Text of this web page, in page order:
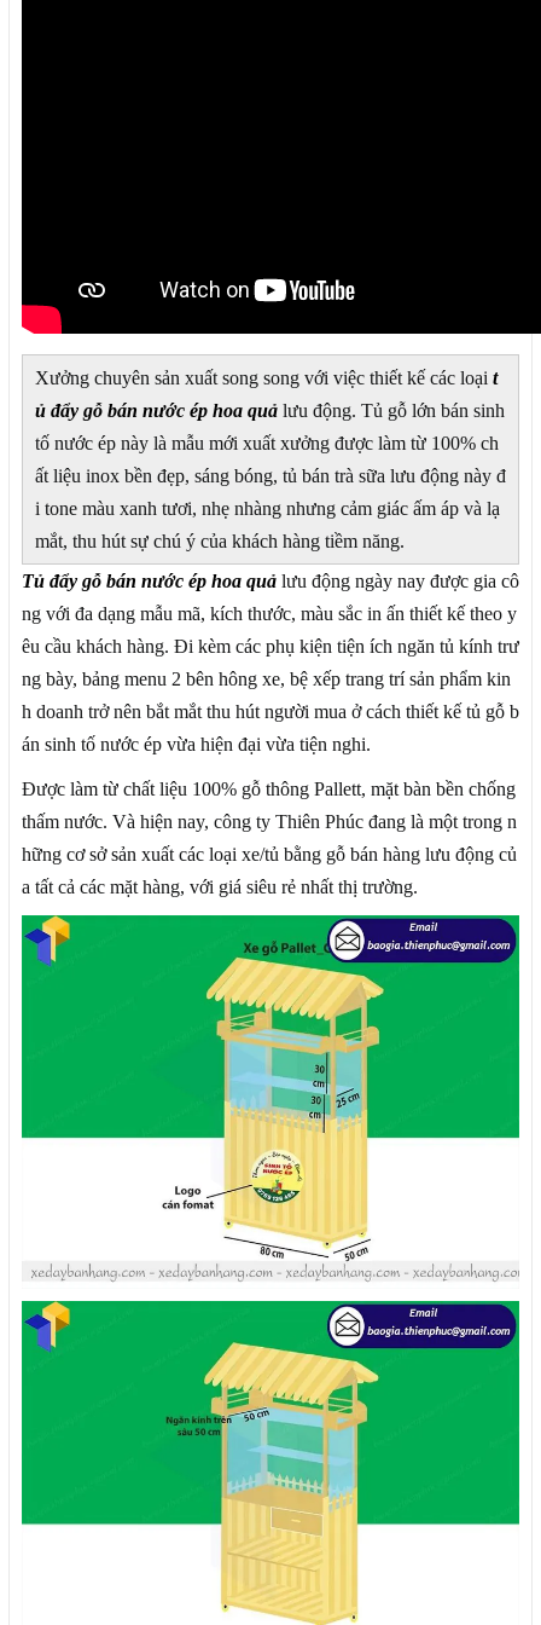
Xưởng chuyên sản xuất song song với việc thiết kế các loại t
ủ đẩy gỗ bán nước ép hoa quả lưu động. Tủ gỗ lớn bán sinh
tố nước ép này là mẫu mới xuất xưởng được làm từ 100% ch
ất liệu inox bền đẹp, sáng bóng, tủ bán trà sữa lưu động này đ
i tone màu xanh tươi, nhẹ nhàng nhưng cảm giác ấm áp và lạ
mắt, thu hút sự chú ý của khách hàng tiềm năng.
Tủ đẩy gỗ bán nước ép hoa quả lưu động ngày nay được gia cô
ng với đa dạng mẫu mã, kích thước, màu sắc in ấn thiết kế theo y
êu cầu khách hàng. Đi kèm các phụ kiện tiện ích ngăn tủ kính trư
ng bày, bảng menu 2 bên hông xe, bệ xếp trang trí sản phẩm kin
h doanh trở nên bắt mắt thu hút người mua ở cách thiết kế tủ gỗ b
án sinh tố nước ép vừa hiện đại vừa tiện nghi.
Được làm từ chất liệu 100% gỗ thông Pallett, mặt bàn bền chống
thấm nước. Và hiện nay, công ty Thiên Phúc đang là một trong n
hững cơ sở sản xuất các loại xe/tủ bằng gỗ bán hàng lưu động củ
a tất cả các mặt hàng, với giá siêu rẻ nhất thị trường.